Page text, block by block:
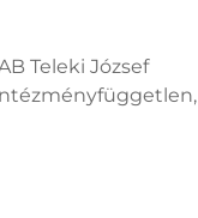
Teleki József